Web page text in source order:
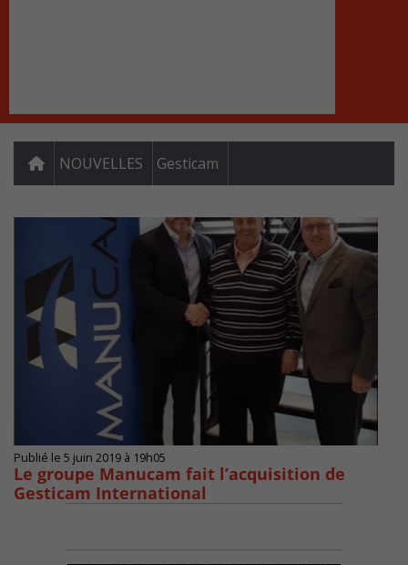
NOUVELLES Gesticam
Publié le 5 juin 2019 à 19h05
Le groupe Manucam fait l’acquisition de
Gesticam International